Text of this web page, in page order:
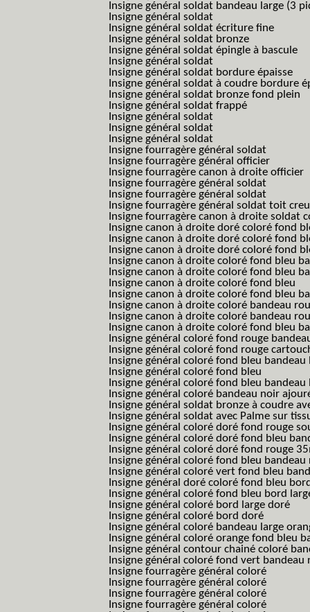
Insigne général soldat bandeau large (3
Insigne général soldat
Insigne général soldat écriture fine
Insigne général soldat bronze
Insigne général soldat épingle à bascule
Insigne général soldat
Insigne général soldat bordure épaisse
Insigne général soldat à coudre bordure
Insigne général soldat bronze fond plein
Insigne général soldat frappé
Insigne général soldat
Insigne général soldat
Insigne général soldat
Insigne fourragère général soldat
Insigne fourragère général officier
Insigne fourragère canon à droite officier
Insigne fourragère général soldat
Insigne fourragère général soldat
Insigne fourragère général soldat toit
Insigne fourragère canon à droite soldat
Insigne canon à droite doré coloré fond
Insigne canon à droite doré coloré fond
Insigne canon à droite doré coloré fond
Insigne canon à droite coloré fond bleu
Insigne canon à droite coloré fond bleu
Insigne canon à droite coloré fond bleu
Insigne canon à droite coloré fond bleu
Insigne canon à droite coloré bandeau
Insigne canon à droite coloré bandeau
Insigne canon à droite coloré fond bleu
Insigne général coloré fond rouge
Insigne général coloré fond rouge
Insigne général coloré fond bleu bandeau
Insigne général coloré fond bleu
Insigne général coloré fond bleu bandeau
Insigne général coloré bandeau noir
Insigne général soldat bronze à coudre
Insigne général soldat avec Palme sur
Insigne général coloré doré fond rouge
Insigne général coloré doré fond bleu
Insigne général coloré doré fond rouge
Insigne général coloré fond bleu
Insigne général coloré vert fond bleu
Insigne général doré coloré fond bleu
Insigne général coloré fond bleu bord
Insigne général coloré bord large doré
Insigne général coloré bord doré
Insigne général coloré bandeau large
Insigne général coloré orange fond bleu
Insigne général contour chainé coloré
Insigne général coloré fond vert bandeau
Insigne fourragère général coloré
Insigne fourragère général coloré
Insigne fourragère général coloré
Insigne fourragère général coloré